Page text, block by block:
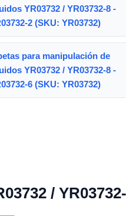
YR03732 / YR03732-8 -
2 (SKU: YR03732)
para manipulación de
YR03732 / YR03732-8 -
6 (SKU: YR03732)
/